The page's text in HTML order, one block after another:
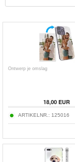
Ontwerp je omslag
18,00EUR
ARTIKELNR.: 125016